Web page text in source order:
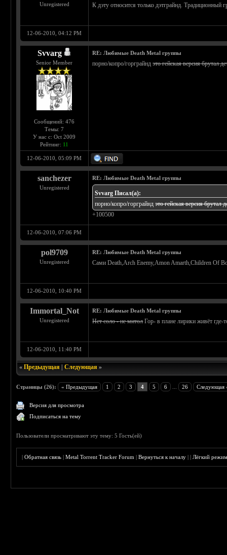
Unregistered К дэту относится только дэтграйнд. Традиционный
12-06-2010, 04:12 PM
Svvarg
Senior Member
Сообщений: 476
Темы: 7
У нас с: Oct 2009
Рейтинг: 11
RE: Любимые Death Metal группы
порно/копро/горграйндэто гейская версия брутал
12-06-2010, 05:09 PM
sanchezer
Unregistered
RE: Любимые Death Metal группы
Svvarg Писал(а):
порно/копро/горграйндэто гейская версия брутал
+100500
12-06-2010, 07:06 PM
pol9709
Unregistered
RE: Любимые Death Metal группы
Сами Death,Arch Enemy,Amon Amarth,Children Of
12-06-2010, 10:40 PM
Immortal_Not
Unregistered
RE: Любимые Death Metal группы
Нет соло - не митолГор- в плане лирики живёт где-
12-06-2010, 11:40 PM
«Предыдущая |Следующая »
Страницы (26): « Предыдущая 1 2 3 4 5 6 26 Следующая
Версия для просмотра
Подписаться на тему
Пользователи просматривают эту тему: 5 Гость(ей)
|Обратная связь |Metal Torrent Tracker Forum |Вернуться к началу ||Лёгкий